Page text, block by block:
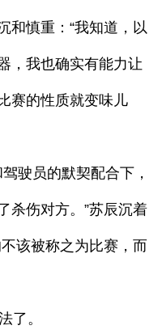
和慎重：“我知道，以
，我也确实有能力让
赛的性质就变味儿
驶员的默契配合下，
杀伤对方。”苏辰沉着
该被称之为比赛，而
了。